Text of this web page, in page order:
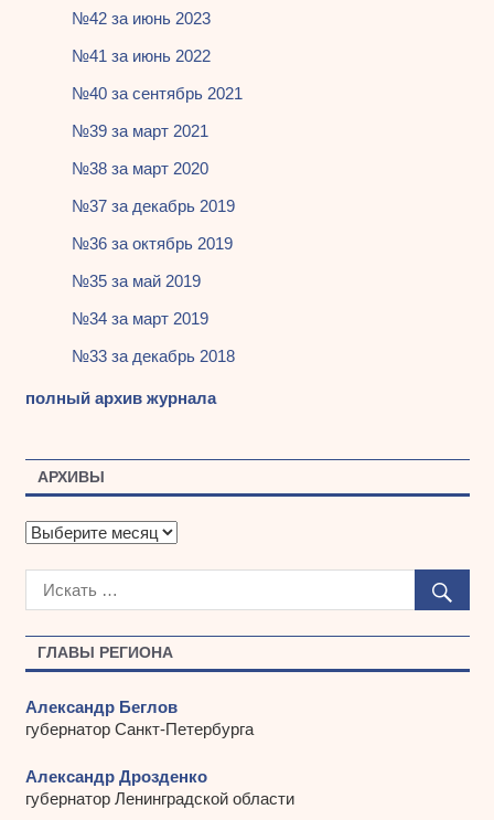
ГЛАВЫ РЕГИОНА
Александр Беглов
губернатор Санкт-Петербурга
Александр Дрозденко
губернатор Ленинградской области
№42 за июнь 2023
№41 за июнь 2022
№40 за сентябрь 2021
№39 за март 2021
№38 за март 2020
№37 за декабрь 2019
№36 за октябрь 2019
№35 за май 2019
№34 за март 2019
№33 за декабрь 2018
полный архив журнала
АРХИВЫ
А
х
ы